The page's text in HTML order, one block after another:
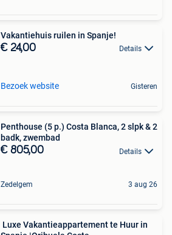
Vakantiehuis ruilen in Spanje!
€ 24,00 Details
Bezoek website Gisteren
Penthouse (5 p.) Costa Blanca, 2 slpk & 2
badk, zwembad
€ 805,00 Details
Zedelgem 3 aug 26
️ Luxe Vakantieappartement te Huur in